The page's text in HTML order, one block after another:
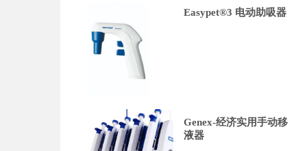
Easypet®3 电动助吸器
Genex-经济实用手动移
液器